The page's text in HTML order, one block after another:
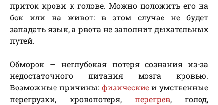
приток крови к голове. Можно положить его на
бок или на живот: в этом случае не будет
западать язык, а рвота не заполнит дыхательных
путей.
Обморок — неглубокая потеря сознания из-за
недостаточного питания мозга кровью.
Возможные причины: физическиеи умственные
перегрузки, кровопотеря, перегрев, голод,